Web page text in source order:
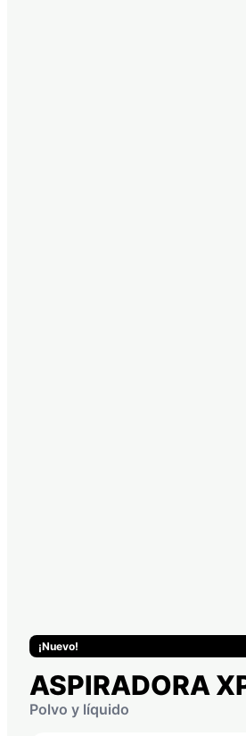
¡Nuevo!
ASPIRADORA
Polvo y líquido